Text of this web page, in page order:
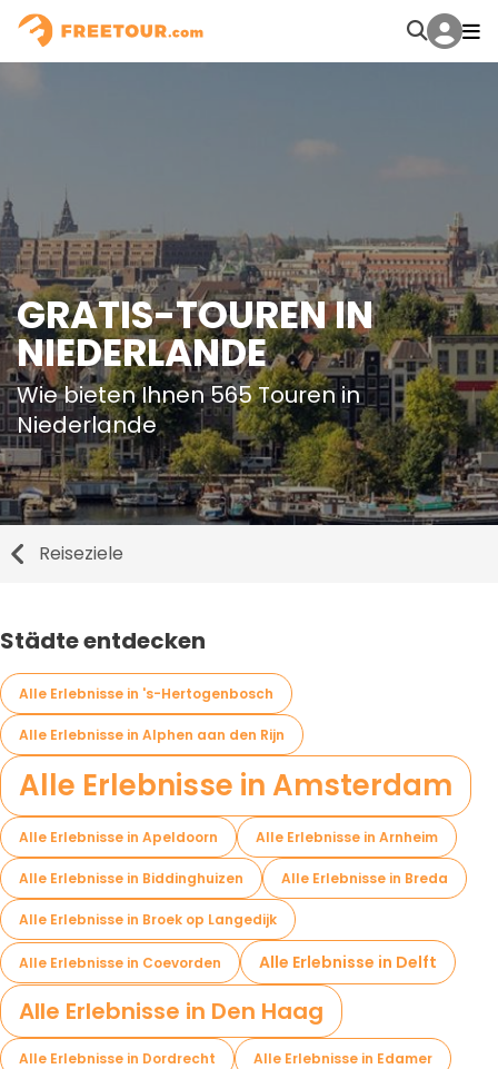
GRATIS-TOUREN IN
NIEDERLANDE
Wie bieten Ihnen 565 Touren in
Niederlande
Reiseziele
Städte entdecken
Alle Erlebnisse in 's-Hertogenbosch
Alle Erlebnisse in Alphen aan den Rijn
Alle Erlebnisse in Amsterdam
Alle Erlebnisse in Apeldoorn Alle Erlebnisse in Arnheim
Alle Erlebnisse in Biddinghuizen Alle Erlebnisse in Breda
Alle Erlebnisse in Broek op Langedijk
Alle Erlebnisse in Coevorden Alle Erlebnisse in Delft
Alle Erlebnisse in Den Haag
Alle Erlebnisse in Dordrecht Alle Erlebnisse in Edamer